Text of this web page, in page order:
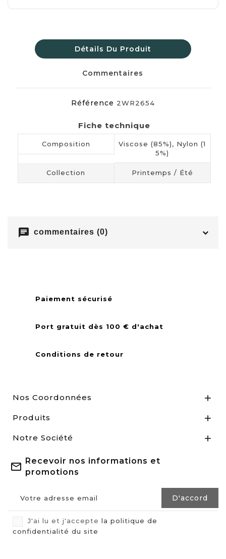
Détails Du Produit
Commentaires
Référence 2WR2654
Fiche technique
Composition
Viscose (85%), Nylon (1
5%)
Collection Printemps / Été
chat commentaires (0)
Paiement sécurisé
Port gratuit dès 100 € d'achat
Conditions de retour
Nos Coordonnées 
Produits 
Notre Société 
Recevoir nos informations et
promotions
J'ai lu et j'accepte la politique de
confidentialité du site